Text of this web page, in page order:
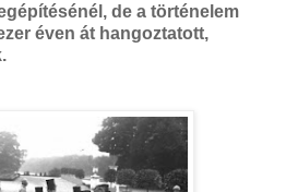
de a történelem
éven át hangoztatott,